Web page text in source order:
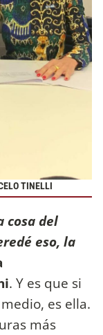
TINELLI
cosa del
eso, la
. Y es que si
es ella.
más